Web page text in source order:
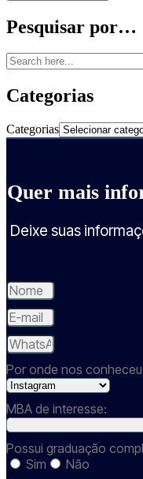
Pesquisar por…
Categorias
Categorias
Quer mais
Deixe suas
Por onde nos
MBA de interesse:
Possui graduação
Sim
Não